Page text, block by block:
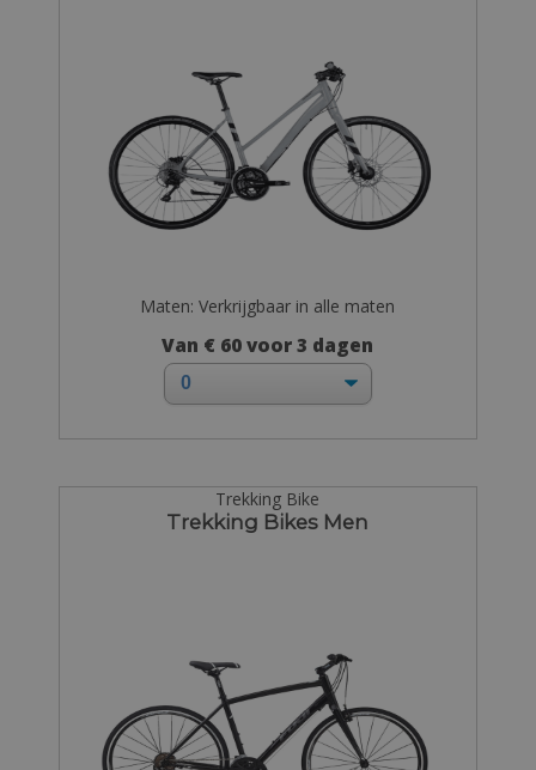
Maten: Verkrijgbaar in alle maten
Van € 60 voor 3 dagen
Trekking Bike
Trekking Bikes Men